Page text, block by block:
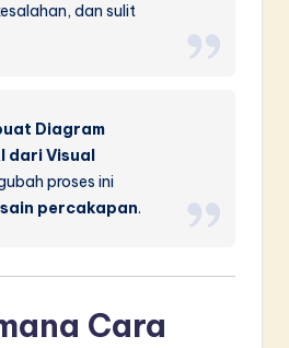
dan sulit
Diagram
dari Visual
proses ini
percakapan.
Cara